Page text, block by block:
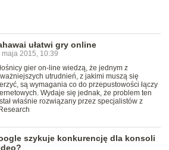
ułatwi gry online
maja 2015, 10:39
gier on-line wiedzą, że jednym z
utrudnień, z jakimi muszą się
są wymagania co do przepustowości łączy
Wydaje się jednak, że problem ten
właśnie rozwiązany przez specjalistów z
szykuje konkurencję dla konsoli